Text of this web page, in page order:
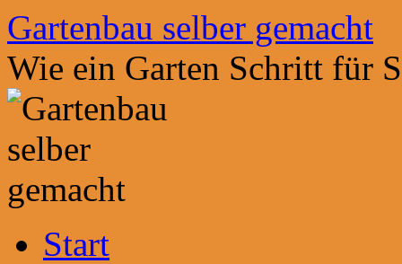
Zum
Inhalt
springen
Gartenbau selber gemacht
Wie ein Garten Schritt für
Start